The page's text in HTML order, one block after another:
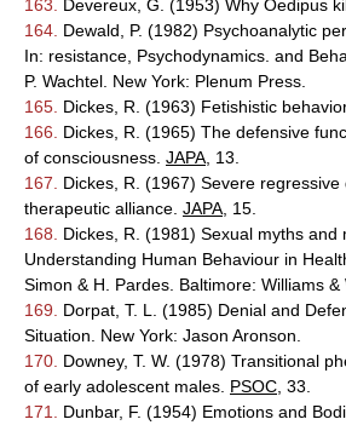
163.
Devereux, G. (1953) Why Oedipus
164. Dewald, P. (1982) Psychoanalytic
In: resistance, Psychodynamics. and
P. Wachtel. New York: Plenum Press.
165. Dickes, R. (1963) Fetishistic
166.
Dickes, R. (1965) The defensive
of consciousness. JAPA , 13.
167.
Dickes, R. (1967) Severe
therapeutic alliance. JAPA , 15.
168.
Dickes, R. (1981) Sexual myths and
Understanding Human Behaviour in
Simon & H. Pardes. Baltimore: Williams &
169.
Dorpat, T. L. (1985) Denial and
Situation. New York: Jason Aronson.
170. Downey, T. W. (1978) Transitional
of early adolescent males. PSOC , 33.
171.
Dunbar, F. (1954) Emotions and